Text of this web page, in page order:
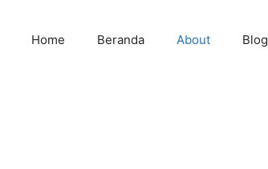
Home Beranda About Blog